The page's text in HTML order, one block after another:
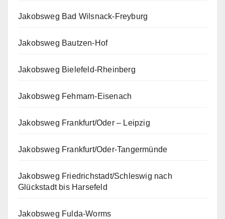
Jakobsweg Bad Wilsnack-Freyburg
Jakobsweg Bautzen-Hof
Jakobsweg Bielefeld-Rheinberg
Jakobsweg Fehmarn-Eisenach
Jakobsweg Frankfurt/Oder – Leipzig
Jakobsweg Frankfurt/Oder-Tangermünde
Jakobsweg Friedrichstadt/Schleswig nach
Glückstadt bis Harsefeld
Jakobsweg Fulda-Worms